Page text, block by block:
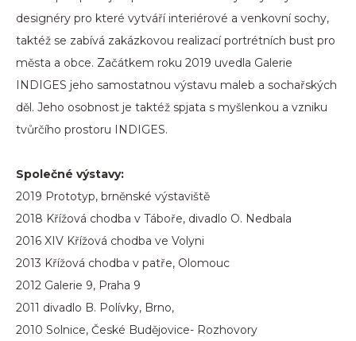
designéry pro které vytváří interiérové a venkovní sochy,
taktéž se zabívá zakázkovou realizací portrétních bust pro
města a obce. Začátkem roku 2019 uvedla Galerie
INDIGES jeho samostatnou výstavu maleb a sochařských
děl. Jeho osobnost je taktéž spjata s myšlenkou a vzniku
tvůrčího prostoru INDIGES.
Společné výstavy:
2019 Prototyp, brněnské výstaviště
2018 Křížová chodba v Táboře, divadlo O. Nedbala
2016 XIV Křížová chodba ve Volyni
2013 Křížová chodba v patře, Olomouc
2012 Galerie 9, Praha 9
2011 divadlo B. Polívky, Brno,
2010 Solnice, České Budějovice- Rozhovory